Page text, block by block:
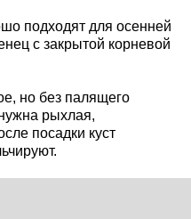
подходят для осенней
с закрытой корневой
но без палящего
рыхлая,
посадки куст